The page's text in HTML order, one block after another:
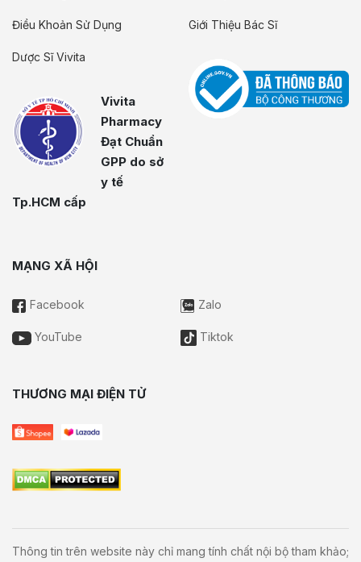
Điều Khoản Sử Dụng
Dược Sĩ Vivita
Vivita
Pharmacy
Đạt Chuẩn
GPP do sở
y tế
Tp.HCM cấp
Giới Thiệu Bác Sĩ
MẠNG XÃ HỘI
Facebook Zalo
YouTube Tiktok
THƯƠNG MẠI ĐIỆN TỬ
Thông tin trên website này chỉ mang tính chất nội bộ tham khảo;